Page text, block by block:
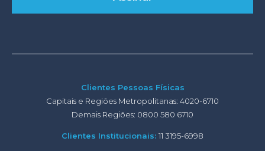
Clientes Pessoas Físicas
Capitais e Regiões Metropolitanas: 4020-6710
Demais Regiões: 0800 580 6710
Clientes Institucionais: 11 3195-6998